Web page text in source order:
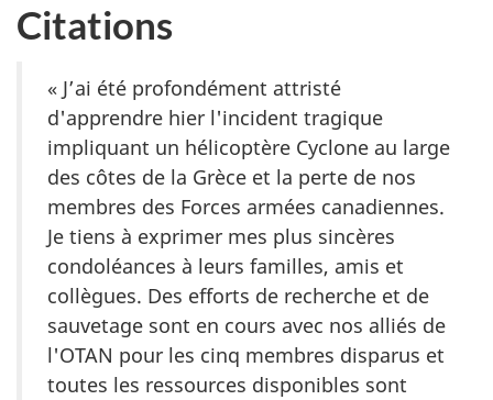
Citations
« J’ai été profondément attristé
d'apprendre hier l'incident tragique
impliquant un hélicoptère Cyclone au large
des côtes de la Grèce et la perte de nos
membres des Forces armées canadiennes.
Je tiens à exprimer mes plus sincères
condoléances à leurs familles, amis et
collègues. Des efforts de recherche et de
sauvetage sont en cours avec nos alliés de
l'OTAN pour les cinq membres disparus et
toutes les ressources disponibles sont